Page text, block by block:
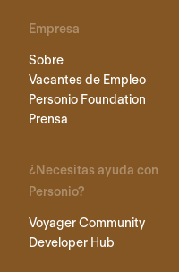
Empresa
Sobre
Vacantes de Empleo
Personio Foundation
Prensa
¿Necesitas ayuda con
Personio?
Voyager Community
Developer Hub